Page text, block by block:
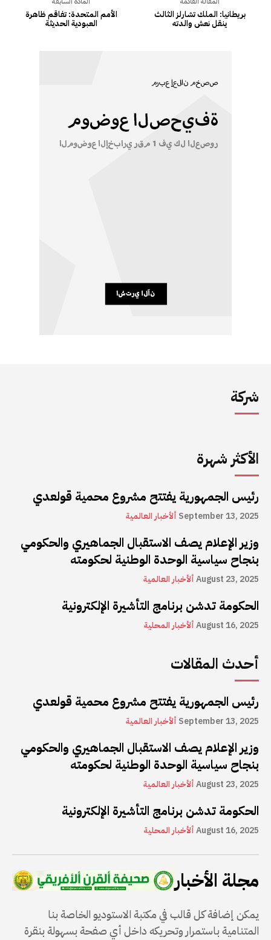
شركة
الأكثر شهرة
رئيس الجمهورية يفتتح مشروع محمية قولعدي
ألأخبار العالمية September 13, 2025
وزير الإعلام يصف الاستقبال الجماهيري والحكومي
بنجاح سياسية الوحدة الوطنية لحكومته
ألأخبار العالميةAugust 23, 2025
الحكومة تدشن برنامج التأشيرة الإلكترونية
ألأخبار المحليةAugust 16, 2025
أحدث المقالات
رئيس الجمهورية يفتتح مشروع محمية قولعدي
ألأخبار العالمية September 13, 2025
وزير الإعلام يصف الاستقبال الجماهيري والحكومي
بنجاح سياسية الوحدة الوطنية لحكومته
ألأخبار العالميةAugust 23, 2025
الحكومة تدشن برنامج التأشيرة الإلكترونية
ألأخبار المحليةAugust 16, 2025
مجلة الأخبار
يمكن إضافة كل قالب في مكتبة الاستوديو الخاصة بنا
المتنامية باستمرار وتحريكه داخل أي صفحة بسهولة بنقرة